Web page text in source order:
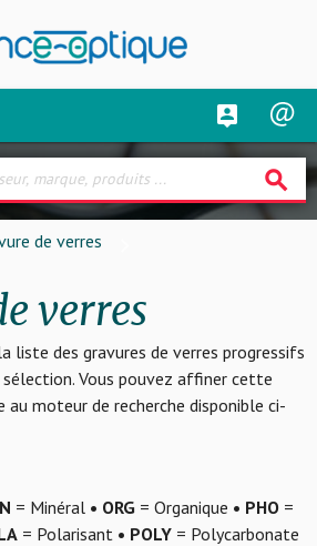
search
de verres
verres
liste des gravures de verres progressifs
Vous pouvez affiner cette
moteur de recherche disponible ci-
= Minéral • ORG= Organique • PHO=
= Polarisant • POLY= Polycarbonate